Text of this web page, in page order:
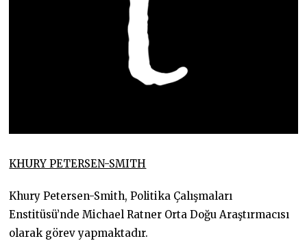
KHURY PETERSEN-SMITH
Khury Petersen-Smith, Politika Çalışmaları
Enstitüsü’nde Michael Ratner Orta Doğu Araştırmacısı
olarak görev yapmaktadır.